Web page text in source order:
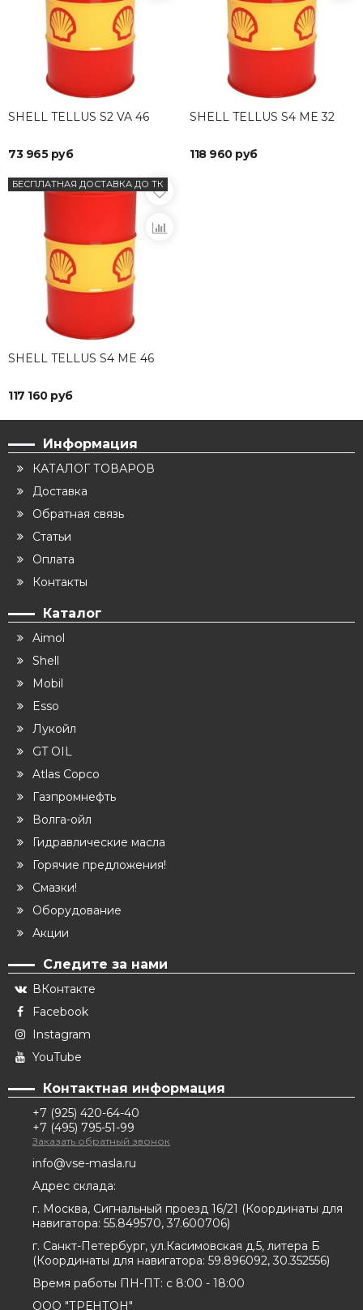
SHELL TELLUS S2 VA 46
73 965 руб
SHELL TELLUS S4 ME 32
118 960 руб
БЕСПЛАТНАЯ ДОСТАВКА ДО ТК
SHELL TELLUS S4 ME 46
117 160 руб
Информация
КАТАЛОГ ТОВАРОВ
Доставка
Обратная связь
Статьи
Оплата
Контакты
Каталог
Aimol
Shell
Mobil
Esso
Лукойл
GT OIL
Atlas Copco
Газпромнефть
Волга-ойл
Гидравлические масла
Горячие предложения!
Смазки!
Оборудование
Акции
Следите за нами
ВКонтакте
Facebook
Instagram
YouTube
Контактная информация
+7 (925) 420-64-40
+7 (495) 795-51-99
Заказать обратный звонок
info@vse-masla.ru
Адрес склада:
г. Москва, Сигнальный проезд 16/21 (Координаты для
навигатора: 55.849570, 37.600706)
г. Санкт-Петербург, ул.Касимовская д.5, литера Б
(Координаты для навигатора: 59.896092, 30.352556)
Время работы ПН-ПТ: с 8:00 - 18:00
ООО "ТРЕНТОН"